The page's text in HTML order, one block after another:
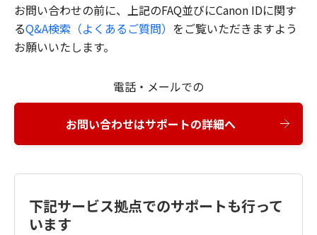
お問い合わせの前に、上記のFAQ並びにCanon IDに関す
るQ&A検索（よくあるご質問） をご覧いただきますよう
お願いいたします。
電話・メールでの
お問い合わせはサポートの詳細へ
下記サービス拠点でのサポートも行って
います